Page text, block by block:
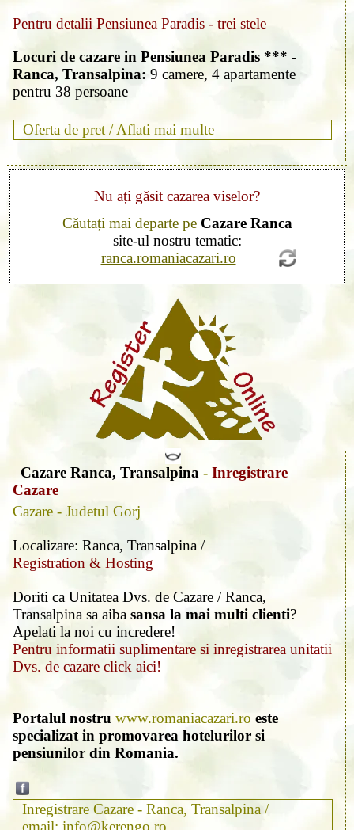
Pentru detalii Pensiunea Paradis - trei stele
Locuri de cazare in Pensiunea Paradis *** -
Ranca, Transalpina: 9 camere, 4 apartamente
pentru 38 persoane
Oferta de pret /Aflati mai multe
Nu ați găsit cazarea viselor?
Căutați mai departe pe Cazare Ranca
site-ul nostru tematic:
ranca.romaniacazari.ro
Cazare Ranca, Transalpina - Inregistrare
Cazare
Cazare - Judetul Gorj
Localizare: Ranca, Transalpina /
Registration & Hosting
Doriti ca Unitatea Dvs. de Cazare / Ranca,
Transalpina sa aiba sansa la mai multi clienti?
Apelati la noi cu incredere!
Pentru informatii suplimentare si inregistrarea unitatii
Dvs. de cazare click aici!
Portalul nostru www.romaniacazari.ro este
specializat in promovarea hotelurilor si
pensiunilor din Romania.
Inregistrare Cazare - Ranca, Transalpina /
email: info@kerengo.ro